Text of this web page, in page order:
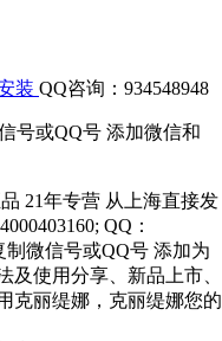
装 QQ咨询：934548948
号或QQ号 添加微信和
21年专营 从上海直接发
QQ：
制微信号或QQ号 添加为
及使用分享、新品上市、
克丽缇娜，克丽缇娜您的